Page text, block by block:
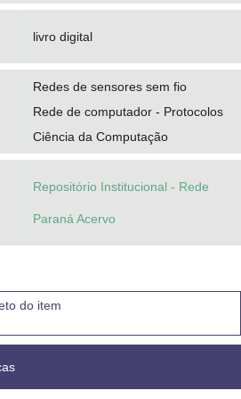
livro digital
Redes de sensores sem fio
Rede de computador - Protocolos
Ciência da Computação
Repositório Institucional - Rede
Paraná Acervo
do item